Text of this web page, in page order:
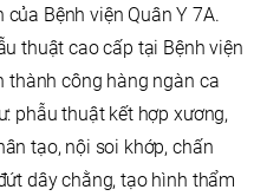
Bệnh viện Quân Y 7A.
thuật cao cấp tại Bệnh viện
thành công hàng ngàn ca
phẫu thuật kết hợp xương,
tạo, nội soi khớp, chấn
dây chằng, tạo hình thẩm